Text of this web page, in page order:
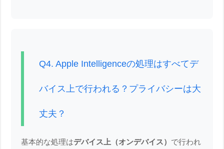
Q4. Apple Intelligenceの処理はすべてデ
バイス上で行われる？プライバシーは大
丈夫？
基本的な処理はデバイス上（オンデバイス） で行われ